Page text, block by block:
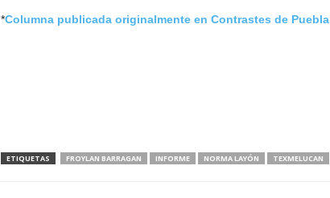
*Columna publicada originalmente en Contrastes de Puebla
ETIQUETAS FROYLAN BARRAGAN INFORME NORMA LAYÓN TEXMELUCAN